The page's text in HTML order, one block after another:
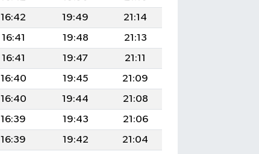
16:42 19:49
21:14
16:41 19:48
21:13
16:41 19:47
21:11
16:40 19:45
21:09
16:40 19:44
21:08
16:39 19:43
21:06
16:39 19:42
21:04